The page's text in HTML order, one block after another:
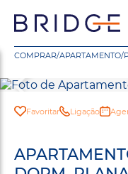
COMPRAR/APARTAMENTO/
Favoritar Ligação